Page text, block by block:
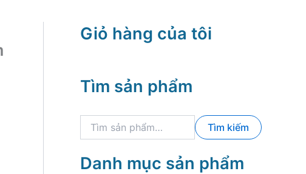
Giỏ hàng của tôi
Tìm sản phẩm
k
Tìm kiếm
Danh mục sản phẩm